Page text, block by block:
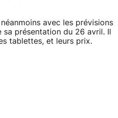
avec les prévisions
présentation du 26 avril. Il
tablettes, et leurs prix.